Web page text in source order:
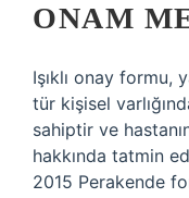
ONAM
Işıklı onay formu,
tür kişisel
sahiptir ve
hakkında tatmin
2015 Perakende